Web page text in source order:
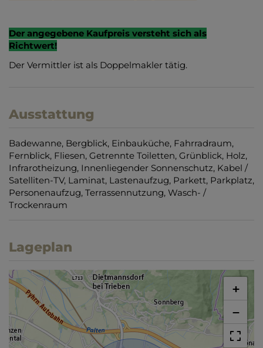
Der angegebene Kaufpreis versteht sich als
Richtwert!
Der Vermittler ist als Doppelmakler tätig.
Ausstattung
Badewanne Bergblick Einbauküche Fahrradraum
Fernblick Fliesen Getrennte Toiletten Grünblick Holz
Infrarotheizung Innenliegender Sonnenschutz Kabel /
Satelliten-TV Laminat Lastenaufzug Parkett Parkplatz
Personenaufzug Terrassennutzung Wasch- /
Trockenraum
Lageplan
+
−